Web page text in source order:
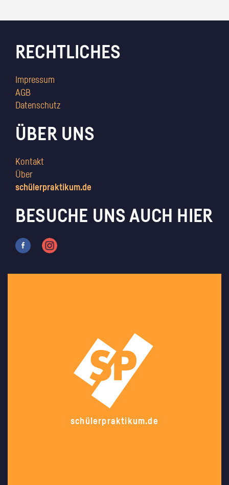
RECHTLICHES
Impressum
AGB
Datenschutz
ÜBER UNS
Kontakt
Über
schülerpraktikum.de
BESUCHE UNS AUCH HIER
schülerpraktikum.de